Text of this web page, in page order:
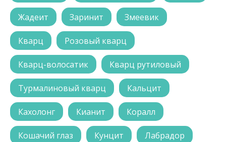
Жадеит Заринит Змеевик
Кварц Розовый кварц
Кварц-волосатик Кварц рутиловый
Турмалиновый кварц Кальцит
Кахолонг Кианит Коралл
Кошачий глаз Кунцит Лабрадор